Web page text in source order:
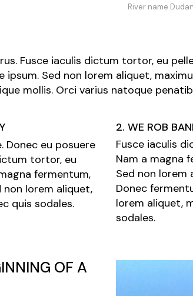
River name Dudan
Fusce iaculis dictum tortor, eu
Sed non lorem aliquet,
mollis. Orci varius natoque
Donec eu posuere
tortor, eu
fermentum,
non lorem aliquet,
quis sodales.
2. WE ROB
Fusce iaculis
Nam a magna
Sed non lorem
Donec
lorem aliquet,
sodales.
OF A